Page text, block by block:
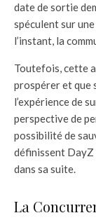
date de sortie
spéculent sur
l’instant, la
Toutefois, cette
prospérer et que
l’expérience de
perspective de
possibilité de
définissent DayZ
dans sa suite.
La